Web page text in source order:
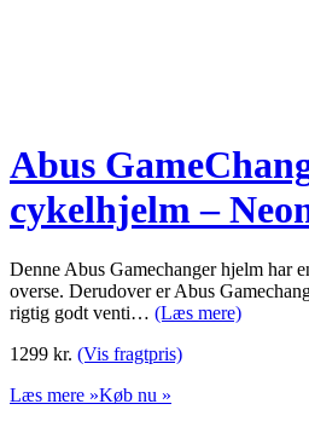
Abus
cykelhjelm –
Denne Abus Gamechanger hjelm har
overse. Derudover er Abus
rigtig godt venti… (Læs mere)
1299 kr. (Vis fragtpris)
Læs mere »Køb nu »